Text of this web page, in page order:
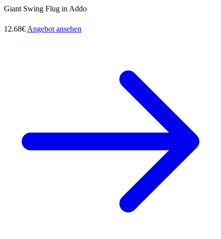
Giant Swing Flug in Addo
12.68€ Angebot ansehen